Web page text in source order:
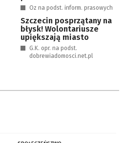
Oz na podst. inform. prasowych
Szczecin posprzątany na
błysk! Wolontariusze
upiększają miasto
G.K. opr. na podst.
dobrewiadomosci.net.pl